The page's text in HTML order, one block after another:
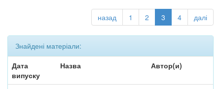
назад 1 2 3 4 далі
Знайдені матеріали:
Дата
випуску
Назва Автор(и)